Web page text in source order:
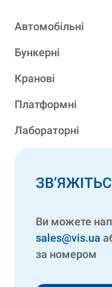
Автомобільні
Бункерні
Кранові
Платформні
Лабораторні
Ви можете
sales@vis.ua
за номером